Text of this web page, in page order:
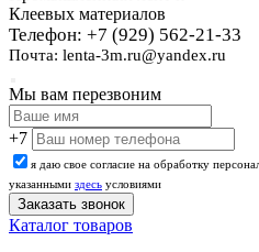
Клеевых материалов
Телефон: +7 (929) 562-21-33
Почта: lenta-3m.ru@yandex.ru
Мы вам перезвоним
+7
я даю свое согласие на обработку
указанными здесь условиями
Каталог товаров